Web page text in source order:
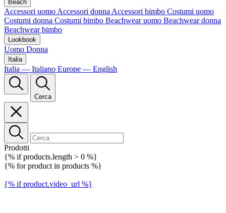
Beach
Accessori uomo Accessori donna Accessori bimbo Costumi uomo
Costumi donna Costumi bimbo Beachwear uomo Beachwear donna
Beachwear bimbo
Lookbook
Uomo Donna
Italia
Italia — Italiano Europe — English
Cerca
Prodotti
{% if products.length > 0 %}
{% for product in products %}
{% if product.video_url %}